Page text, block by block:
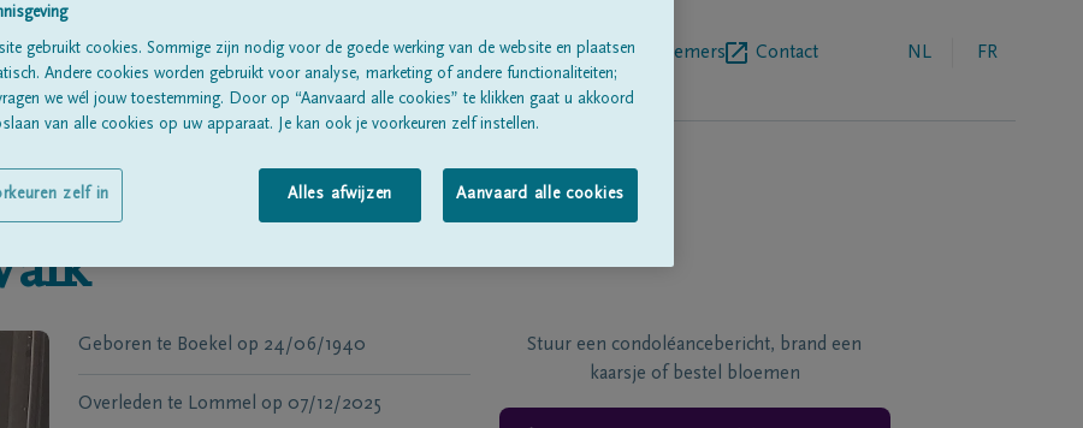
Alle rouwberichtenOver onsBegrafenisondernemers Contact NL FR
Geboren te Boekel op 24/06/1940
Overleden te Lommel op 07/12/2025
Stuur een condoléancebericht, brand een
kaarsje of bestel bloemen
gebruikt cookies. Sommige zijn nodig voor de goede werking van de website en plaatsen
Andere cookies worden gebruikt voor analyse, marketing of andere functionaliteiten;
we wél jouw toestemming. Door op “Aanvaard alle cookies” te klikken gaat u akkoord
van alle cookies op uw apparaat. Je kan ook je voorkeuren zelf instellen.
Alles afwijzen Aanvaard alle cookies
zelf in